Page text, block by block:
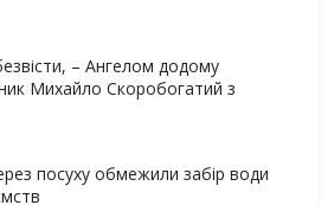
– Ангелом додому
Михайло Скоробогатий з
посуху обмежили забір води